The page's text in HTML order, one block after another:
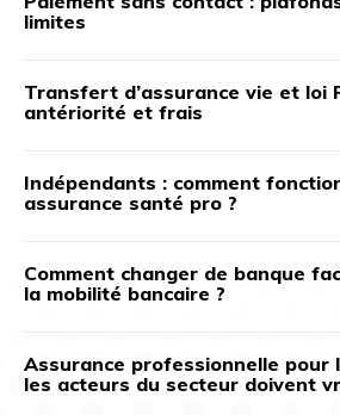
limites
Transfert d’assurance vie et loi
antériorité et frais
Indépendants : comment
assurance santé pro ?
Comment changer de banque
la mobilité bancaire ?
Assurance professionnelle pour
les acteurs du secteur doivent